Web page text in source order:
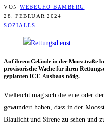
VON WEBECHO BAMBERG
28. FEBRUAR 2024
SOZIALES
Auf ihrem Gelän­de in der Moos­stra­ße
pro­vi­so­ri­sche Wache für ihren
geplan­ten ICE-Aus­baus nötig.
Viel­leicht mag sich die eine oder
gewun­dert haben, dass in der
Blau­licht und Sire­ne zu sehen und